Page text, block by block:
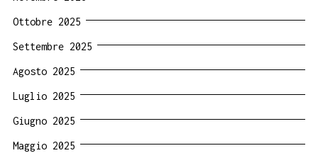
Ottobre 2025
Settembre 2025
Agosto 2025
Luglio 2025
Giugno 2025
Maggio 2025